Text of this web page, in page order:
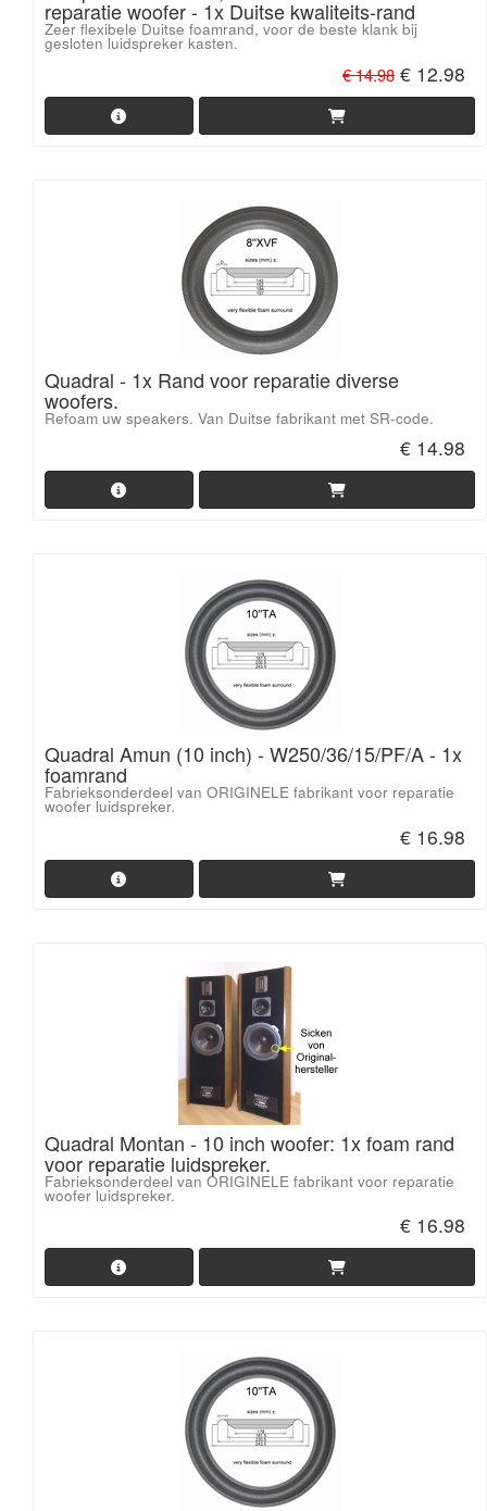
reparatie woofer - 1x Duitse kwaliteits-rand
Zeer flexibele Duitse foamrand, voor de beste klank bij
gesloten luidspreker kasten.
€ 14.98 € 12.98
Quadral - 1x Rand voor reparatie diverse
woofers.
Refoam uw speakers. Van Duitse fabrikant met SR-code.
€ 14.98
Quadral Amun (10 inch) - W250/36/15/PF/A - 1x
foamrand
Fabrieksonderdeel van ORIGINELE fabrikant voor reparatie
woofer luidspreker.
€ 16.98
Quadral Montan - 10 inch woofer: 1x foam rand
voor reparatie luidspreker.
Fabrieksonderdeel van ORIGINELE fabrikant voor reparatie
woofer luidspreker.
€ 16.98